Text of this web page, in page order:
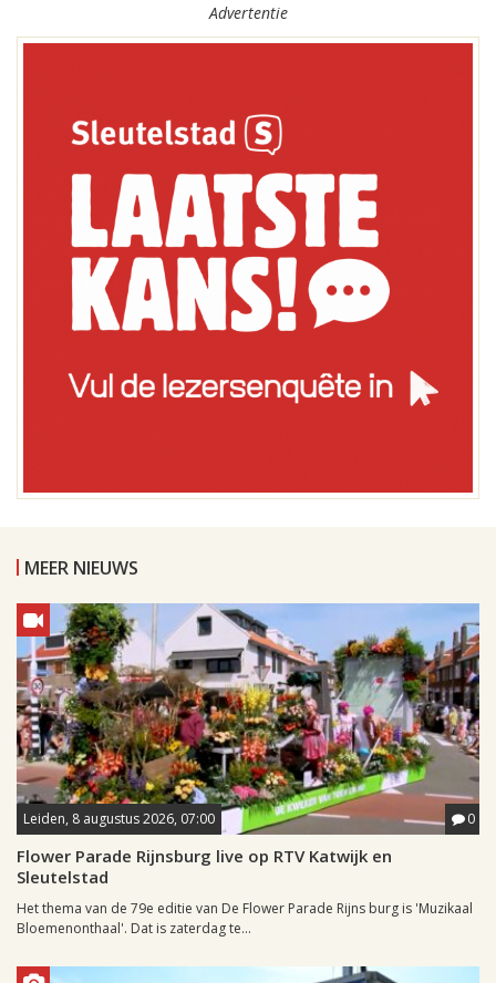
Advertentie
MEER NIEUWS
Leiden, 8 augustus 2026, 07:00 0
Flower Parade Rijnsburg live op RTV Katwijk en
Sleutelstad
Het thema van de 79e editie van De Flower Parade Rijns burg is 'Muzikaal
Bloemenonthaal'. Dat is zaterdag te...